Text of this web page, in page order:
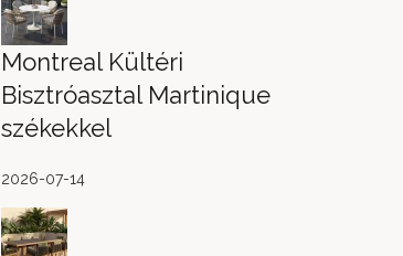
Montreal Kültéri
Bisztróasztal Martinique
székekkel
2026-07-14